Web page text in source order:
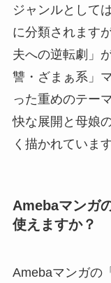
ジャンルとして
に分類されます
夫への逆転劇」
讐・ざまぁ系」
った重めのテー
快な展開と母娘
く描かれています
Amebaマンガ
使えますか？
Amebaマンガの